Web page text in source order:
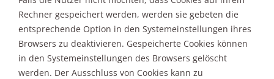
Rechner gespeichert werden, werden sie gebeten die
entsprechende Option in den Systemeinstellungen ihres
Browsers zu deaktivieren. Gespeicherte Cookies können
in den Systemeinstellungen des Browsers gelöscht
werden. Der Ausschluss von Cookies kann zu